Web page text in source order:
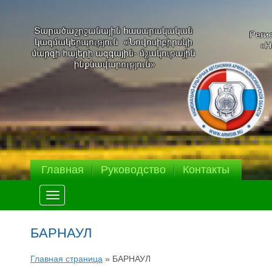
Главная Руководство Контакты
Меню
БАРНАУЛ
Главная страница » БАРНАУЛ